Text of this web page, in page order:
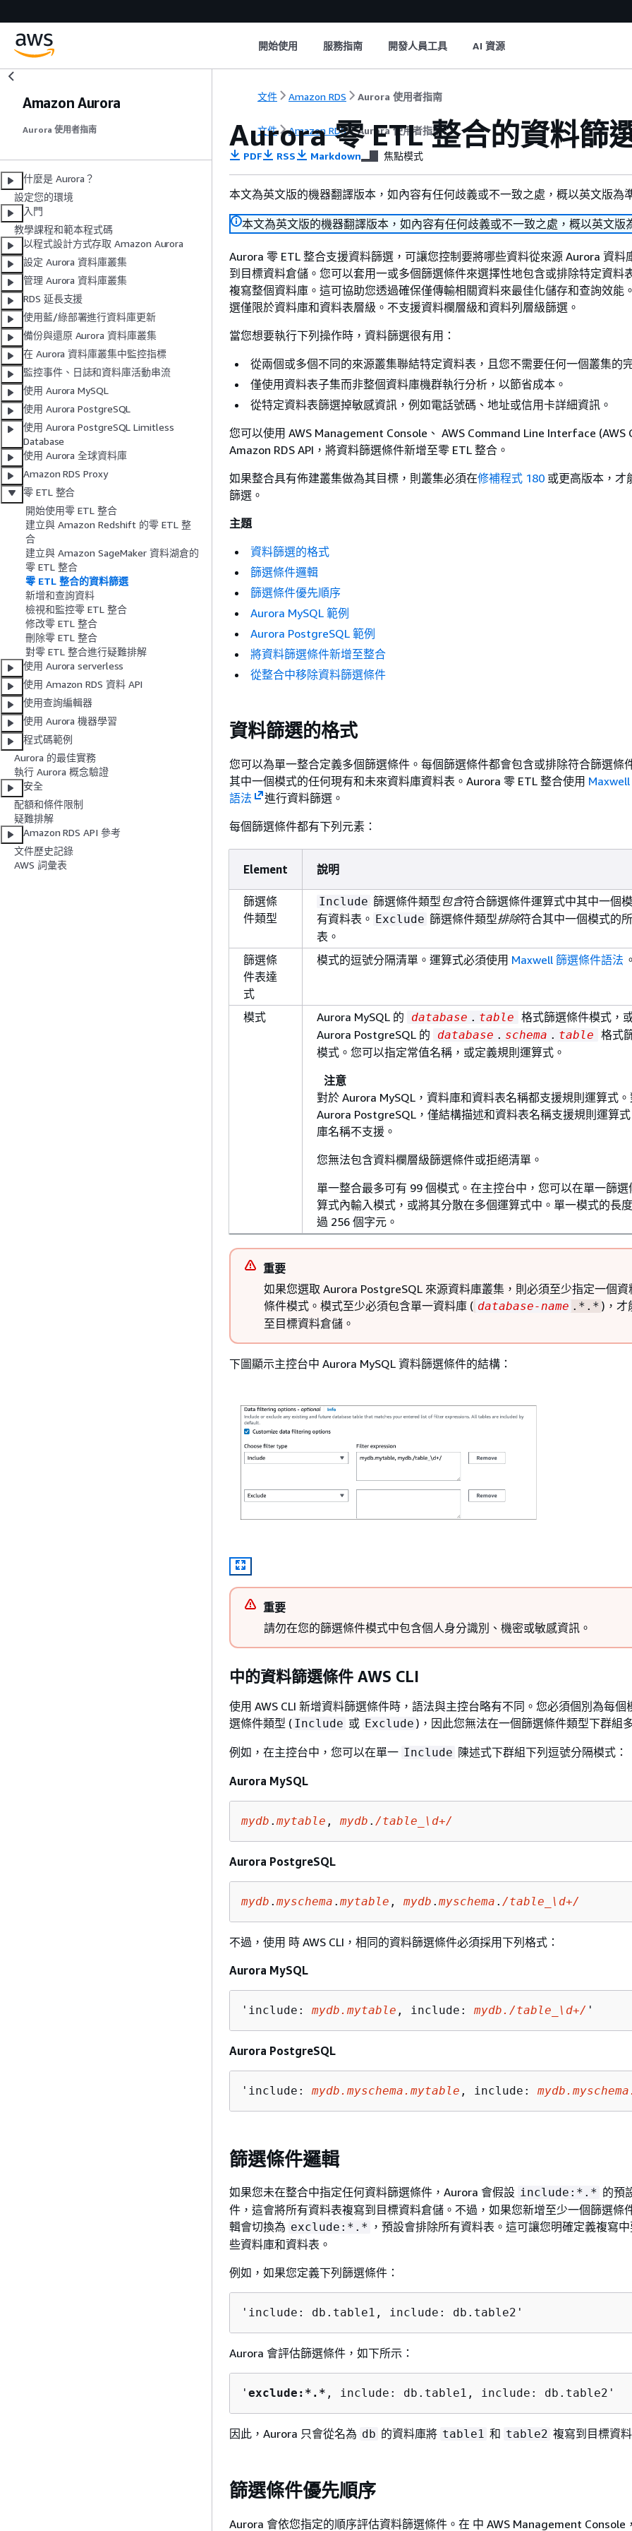
開始使用 服務指南 開發人員工具 AI 資源
Amazon Aurora
Aurora 使用者指南
什麼是 Aurora？
設定您的環境
入門
教學課程和範本程式碼
以程式設計方式存取 Amazon Aurora
設定 Aurora 資料庫叢集
管理 Aurora 資料庫叢集
RDS 延長支援
使用藍/綠部署進行資料庫更新
備份與還原 Aurora 資料庫叢集
在 Aurora 資料庫叢集中監控指標
監控事件、日誌和資料庫活動串流
使用 Aurora MySQL
使用 Aurora PostgreSQL
使用 Aurora PostgreSQL Limitless
Database
使用 Aurora 全球資料庫
Amazon RDS Proxy
零 ETL 整合
開始使用零 ETL 整合
建立與 Amazon Redshift 的零 ETL 整
合
建立與 Amazon SageMaker 資料湖倉的
零 ETL 整合
零 ETL 整合的資料篩選
新增和查詢資料
檢視和監控零 ETL 整合
修改零 ETL 整合
刪除零 ETL 整合
對零 ETL 整合進行疑難排解
使用 Aurora serverless
使用 Amazon RDS 資料 API
使用查詢編輯器
使用 Aurora 機器學習
程式碼範例
Aurora 的最佳實務
執行 Aurora 概念驗證
安全
配額和條件限制
疑難排解
Amazon RDS API 參考
文件歷史記錄
AWS 詞彙表
文件 Amazon RDS Aurora 使用者指南
文件 Amazon RDS Aurora 使用者指南
Aurora零 ETL 整合的資料篩
PDF RSS Markdown 焦點模式
本文為英文版的機器翻譯版本，如內容有任何歧義或不一致之處，概以英文版為
本文為英文版的機器翻譯版本，如內容有任何歧義或不一致之處，概以英文版
Aurora 零 ETL 整合支援資料篩選，可讓您控制要將哪些資料從來源 Aurora 資料
到目標資料倉儲。您可以套用一或多個篩選條件來選擇性地包含或排除特定資料
複寫整個資料庫。這可協助您透過確保僅傳輸相關資料來最佳化儲存和查詢效能
選僅限於資料庫和資料表層級。不支援資料欄層級和資料列層級篩選。
當您想要執行下列操作時，資料篩選很有用：
從兩個或多個不同的來源叢集聯結特定資料表，且您不需要任何一個叢集的
僅使用資料表子集而非整個資料庫機群執行分析，以節省成本。
從特定資料表篩選掉敏感資訊，例如電話號碼、地址或信用卡詳細資訊。
您可以使用 AWS Management Console、 AWS Command Line Interface (AWS
Amazon RDS API，將資料篩選條件新增至零 ETL 整合。
如果整合具有佈建叢集做為其目標，則叢集必須在修補程式 180 或更高版本，才
篩選。
主題
資料篩選的格式
篩選條件邏輯
篩選條件優先順序
Aurora MySQL 範例
Aurora PostgreSQL 範例
將資料篩選條件新增至整合
從整合中移除資料篩選條件
資料篩選的格式
您可以為單一整合定義多個篩選條件。每個篩選條件都會包含或排除符合篩選條
其中一個模式的任何現有和未來資料庫資料表。 Aurora 零 ETL 整合使用
語法
進行資料篩選。
每個篩選條件都有下列元素：
Element 說明
篩選條
件類型
Include 篩選條件類型包含符合篩選條件運算式中其中一個
有資料表。 Exclude 篩選條件類型排除符合其中一個模式的
表。
篩選條
件表達
式
模式的逗號分隔清單。運算式必須使用 Maxwell 篩選條件語法 。
模式 Aurora MySQL 的 database . table 格式篩選條件模式，
Aurora PostgreSQL 的 database . schema . table 格式
模式。您可以指定常值名稱，或定義規則運算式。
注意
對於 Aurora MySQL ，資料庫和資料表名稱都支援規則運算式
Aurora PostgreSQL ，僅結構描述和資料表名稱支援規則運算
庫名稱不支援。
您無法包含資料欄層級篩選條件或拒絕清單。
單一整合最多可有 99 個模式。在主控台中，您可以在單一篩選
算式內輸入模式，或將其分散在多個運算式中。單一模式的長
過 256 個字元。
重要
如果您選取 Aurora PostgreSQL 來源資料庫叢集 ，則必須至少指定一個
條件模式。模式至少必須包含單一資料庫 ( database-name .*.* )，才
至目標資料倉儲。
下圖顯示主控台中 Aurora MySQL 資料篩選條件的結構：
重要
請勿在您的篩選條件模式中包含個人身分識別、機密或敏感資訊。
中的資料篩選條件 AWS CLI
使用 AWS CLI 新增資料篩選條件時，語法與主控台略有不同。您必須個別為每個
選條件類型 ( Include 或 Exclude )，因此您無法在一個篩選條件類型下群組
例如，在主控台中，您可以在單一 Include 陳述式下群組下列逗號分隔模式：
Aurora MySQL
mydb . mytable , mydb . /table_\d+/
Aurora PostgreSQL
mydb . myschema . mytable , mydb . myschema . /table_\d+/
不過，使用 時 AWS CLI，相同的資料篩選條件必須採用下列格式：
Aurora MySQL
'include: mydb.mytable , include: mydb./table_\d+/ '
Aurora PostgreSQL
'include: mydb.myschema.mytable , include:
篩選條件邏輯
如果您未在整合中指定任何資料篩選條件， Aurora 會假設 include:*.* 的預
件，這會將所有資料表複寫到目標資料倉儲。不過，如果您新增至少一個篩選條
輯會切換為 exclude:*.* ，預設會排除所有資料表。這可讓您明確定義複寫
些資料庫和資料表。
例如，如果您定義下列篩選條件：
'include: db.table1, include: db.table2'
Aurora 會評估篩選條件，如下所示：
' exclude:*.* , include: db.table1, include: db.table2'
因此， Aurora 只會從名為 db 的資料庫將 table1 和 table2 複寫到目標資
篩選條件優先順序
Aurora 會依您指定的順序評估資料篩選條件。在 中 AWS Management Console